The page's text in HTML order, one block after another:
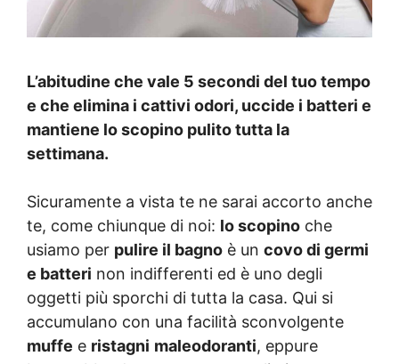
L’abitudine che vale 5 secondi del tuo tempo
e che elimina i cattivi odori, uccide i batteri e
mantiene lo scopino pulito tutta la
settimana.
Sicuramente a vista te ne sarai accorto anche
te, come chiunque di noi: lo scopino che
usiamo per pulire il bagno è un covo di germi
e batteri non indifferenti ed è uno degli
oggetti più sporchi di tutta la casa. Qui si
accumulano con una facilità sconvolgente
muffe e ristagni maleodoranti, eppure